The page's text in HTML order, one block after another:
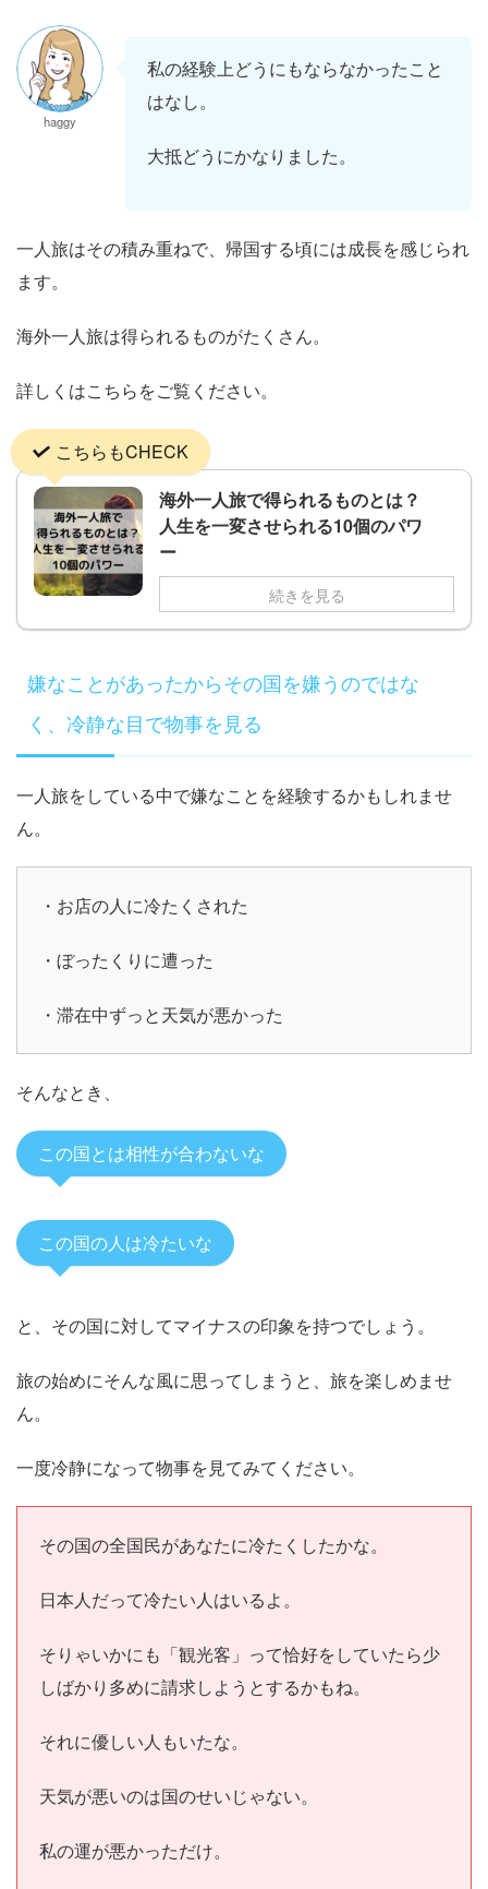
haggy
私の経験上どうにもならなかったこと
はなし。
大抵どうにかなりました。
一人旅はその積み重ねで、帰国する頃には成長を感じられ
ます。
海外一人旅は得られるものがたくさん。
詳しくはこちらをご覧ください。
こちらもCHECK
海外一人旅で得られるものとは？
人生を一変させられる10個のパワ
ー
続きを見る
嫌なことがあったからその国を嫌うのではな
く、冷静な目で物事を見る
一人旅をしている中で嫌なことを経験するかもしれませ
ん。
・お店の人に冷たくされた
・ぼったくりに遭った
・滞在中ずっと天気が悪かった
そんなとき、
この国とは相性が合わないな
この国の人は冷たいな
と、その国に対してマイナスの印象を持つでしょう。
旅の始めにそんな風に思ってしまうと、旅を楽しめませ
ん。
一度冷静になって物事を見てみてください。
その国の全国民があなたに冷たくしたかな。
日本人だって冷たい人はいるよ。
そりゃいかにも「観光客」って恰好をしていたら少
しばかり多めに請求しようとするかもね。
それに優しい人もいたな。
天気が悪いのは国のせいじゃない。
私の運が悪かっただけ。